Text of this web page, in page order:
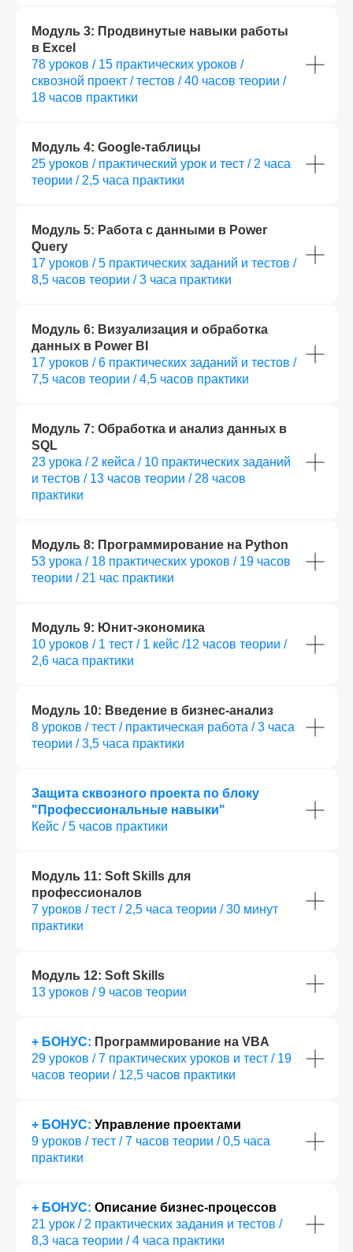
Модуль 3: Продвинутые навыки работы
в Excel
78 уроков / 15 практических уроков /
сквозной проект / тестов / 40 часов теории /
18 часов практики
Модуль 4: Google-таблицы
25 уроков / практический урок и тест / 2 часа
теории / 2,5 часа практики
Модуль 5: Работа с данными в Power
Query
17 уроков / 5 практических заданий и тестов /
8,5 часов теории / 3 часа практики
Модуль 6: Визуализация и обработка
данных в Power BI
17 уроков / 6 практических заданий и тестов /
7,5 часов теории / 4,5 часов практики
Модуль 7: Обработка и анализ данных в
SQL
23 урока / 2 кейса / 10 практических заданий
и тестов / 13 часов теории / 28 часов
практики
Модуль 8: Программирование на Python
53 урока / 18 практических уроков / 19 часов
теории / 21 час практики
Модуль 9: Юнит-экономика
10 уроков / 1 тест / 1 кейс /12 часов теории /
2,6 часа практики
Модуль 10: Введение в бизнес-анализ
8 уроков / тест / практическая работа / 3 часа
теории / 3,5 часа практики
Защита сквозного проекта по блоку
"Профессиональные навыки"
Кейс / 5 часов практики
Модуль 11: Soft Skills для
профессионалов
7 уроков / тест / 2,5 часа теории / 30 минут
практики
Модуль 12: Soft Skills
13 уроков / 9 часов теории
+ БОНУС: Программирование на VBA
29 уроков / 7 практических уроков и тест / 19
часов теории / 12,5 часов практики
+ БОНУС: Управление проектами
9 уроков / тест / 7 часов теории / 0,5 часа
практики
+ БОНУС: Описание бизнес-процессов
21 урок / 2 практических задания и тестов /
8,3 часа теории / 4 часа практики
Помощь при
трудоустройстве
Карьерный центр SF Education помогает
выпускникам выстроить индивидуальную
стратегию поиска работы, учитывая ваш опыт,
от составления сильного резюме
до подготовки к собеседованиям
и выполнению тестовых заданий.
Подготовка к собеседованиям,
1 2
Анализ и усиление резюме